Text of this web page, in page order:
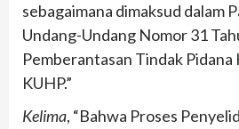
sebagaimana dimaksud dalam
Undang-Undang Nomor 31
Pemberantasan Tindak Pidana
KUHP.”
Kelima, “Bahwa Proses